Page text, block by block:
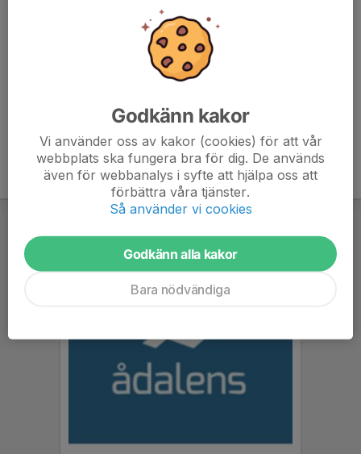
Godkänn kakor
Vi använder oss av kakor (cookies) för att vår
webbplats ska fungera bra för dig. De används
även för webbanalys i syfte att hjälpa oss att
förbättra våra tjänster.
Så använder vi cookies
Godkänn alla kakor
Bara nödvändiga